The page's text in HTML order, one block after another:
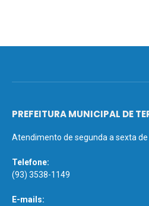
PREFEITURA MUNICIPAL DE
Atendimento de segunda a sexta de
Telefone:
(93) 3538-1149
E-mails: